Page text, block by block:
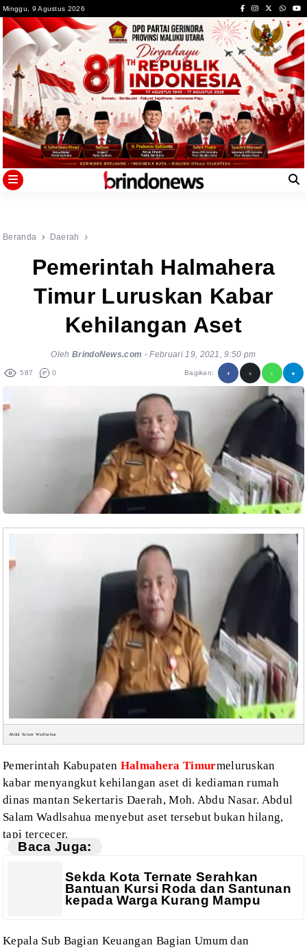
to
content
Minggu, 9 Agustus 2026
Beranda Daerah
Pemerintah Halmahera
Timur Luruskan Kabar
Kehilangan Aset
Oleh BrindoNews.com -Februari 19, 2021, 9:50 pm
587 0 Bagikan:
Abdul Salam Wadlsahua
Pemerintah Kabupaten Halmahera Timurmeluruskan
kabar menyangkut kehilangan aset di kediaman rumah
dinas mantan Sekertaris Daerah, Moh. Abdu Nasar. Abdul
Salam Wadlsahua menyebut aset tersebut bukan hilang,
tapi tercecer.
Baca Juga:
Sekda Kota Ternate Serahkan
Bantuan Kursi Roda dan Santunan
kepada Warga Kurang Mampu
Kepala Sub Bagian Keuangan Bagian Umum dan